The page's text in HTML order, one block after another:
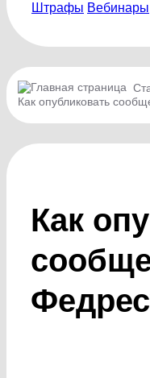
Штрафы Вебинары
Как опубликовать
Как